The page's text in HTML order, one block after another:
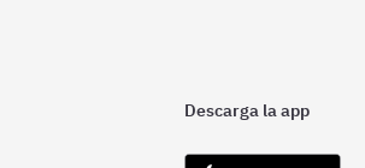
Descarga la app